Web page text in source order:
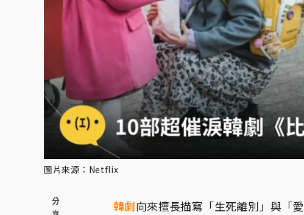
圖片來源：Netflix
韓劇向來擅長描寫「生死離別」與「